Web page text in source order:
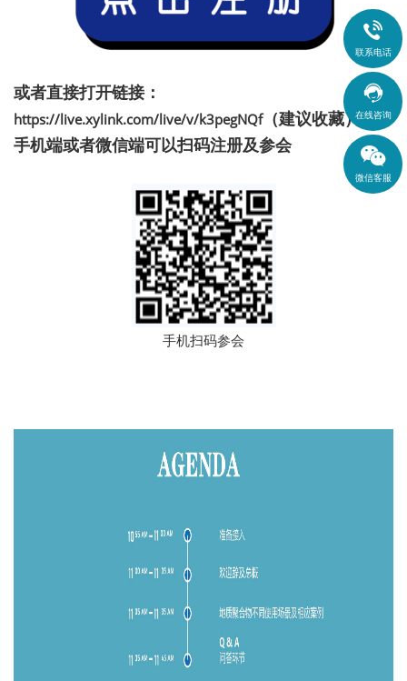
或者直接打开链接：
https://live.xylink.com/live/v/k3pegNQf（建议收藏）
手机端或者微信端可以扫码注册及参会
手机扫码参会

联系电话

在线咨询
微信客服